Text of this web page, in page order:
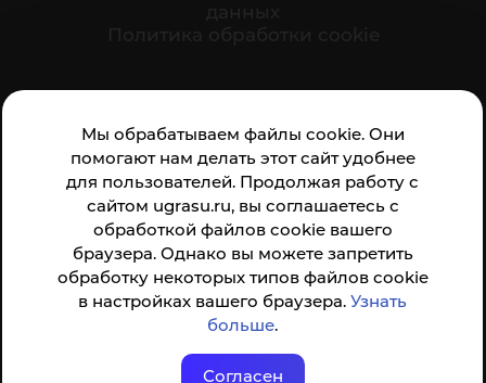
Мы обрабатываем файлы cookie. Они
помогают нам делать этот сайт удобнее
для пользователей. Продолжая работу с
сайтом ugrasu.ru, вы соглашаетесь с
обработкой файлов cookie вашего
браузера. Однако вы можете запретить
обработку некоторых типов файлов cookie
в настройках вашего браузера.Узнать
больше.
Согласен
организации:
Анкета доступна по QR-коду, а так же по прямой
ссылке